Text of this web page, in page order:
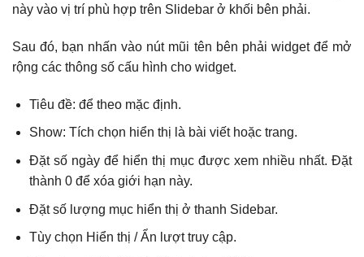
này vào vị trí phù hợp trên Slidebar ở khối bên phải.
Sau đó, bạn nhấn vào nút mũi tên bên phải widget để mở
rộng các thông số cấu hình cho widget.
Tiêu đề: để theo mặc định.
Show: Tích chọn hiển thị là bài viết hoặc trang.
Đặt số ngày để hiển thị mục được xem nhiều nhất. Đặt
thành 0 để xóa giới hạn này.
Đặt số lượng mục hiển thị ở thanh Sidebar.
Tùy chọn Hiển thị / Ẩn lượt truy cập.